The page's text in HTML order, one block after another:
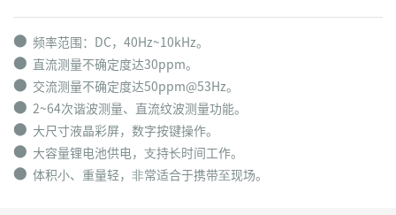
⬤ 频率范围：DC，40Hz~10kHz。
⬤ 直流测量不确定度达30ppm。
⬤ 交流测量不确定度达50ppm@53Hz。
⬤ 2~64次谐波测量、直流纹波测量功能。
⬤ 大尺寸液晶彩屏，数字按键操作。
⬤ 大容量锂电池供电，⽀持⻓时间⼯作。
⬤ 体积⼩、重量轻，⾮常适合于携带⾄现场。